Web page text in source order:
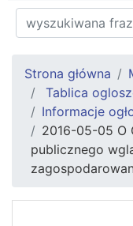
Strona główna
Tablica
Informacje
2016-05-05 O
publicznego